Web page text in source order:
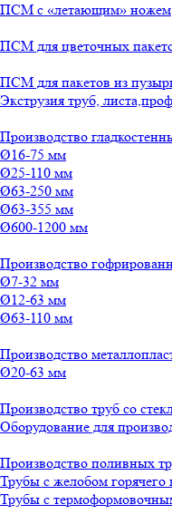
ПСМ с «летающим» ножем
ПСМ для цветочных
ПСМ для пакетов из
Экструзия труб,
Производство
Ø16-75 мм
Ø25-110 мм
Ø63-250 мм
Ø63-355 мм
Ø600-1200 мм
Производство
Ø7-32 мм
Ø12-63 мм
Ø63-110 мм
Производство
Ø20-63 мм
Производство труб со
Оборудование для
Производство поливных
Трубы с желобом горячего
Трубы с